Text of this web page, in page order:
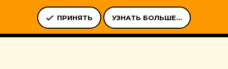
УСЛОВИЯ И ПРАВИЛА ПОЛИТИКА КОНФИДЕНЦИАЛЬНОСТИ
ПРИНЯТЬ УЗНАТЬ БОЛЬШЕ...